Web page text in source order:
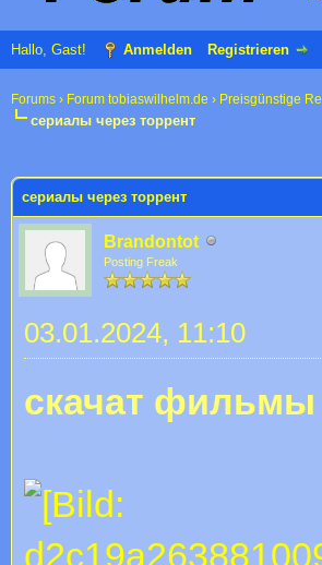
Hallo, Gast! Anmelden Registrieren
Forums › Forum tobiaswilhelm.de › Preisgünstige
сериалы через торрент
сериалы через торрент
Brandontot
Posting Freak
03.01.2024, 11:10
скачат фильмы